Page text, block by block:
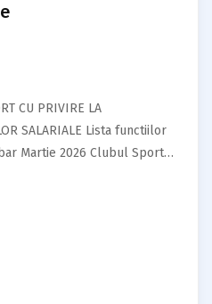
CU PRIVIRE LA
SALARIALE Lista functiilor
Martie 2026 Clubul Sportiv